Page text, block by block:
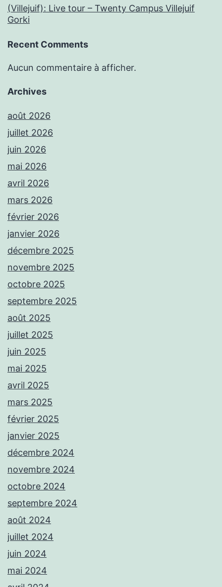
(Villejuif): Live tour – Twenty Campus Villejuif
Gorki
Recent Comments
Aucun commentaire à afficher.
Archives
août 2026
juillet 2026
juin 2026
mai 2026
avril 2026
mars 2026
février 2026
janvier 2026
décembre 2025
novembre 2025
octobre 2025
septembre 2025
août 2025
juillet 2025
juin 2025
mai 2025
avril 2025
mars 2025
février 2025
janvier 2025
décembre 2024
novembre 2024
octobre 2024
septembre 2024
août 2024
juillet 2024
juin 2024
mai 2024